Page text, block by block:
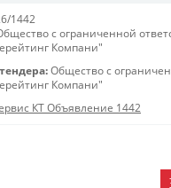
1442
с ограниченной
Компани"
Общество с
Компани"
КТ Объявление 1442